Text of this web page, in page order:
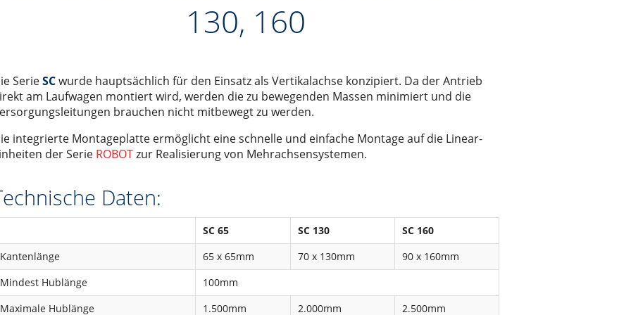
Serie EY
LIGHT 30, 50, 80
110
100, 130, 160, 220
65 (100), 130, 160
Serie VR 140
Leitungen
sowie für optische Fiberglaskabel
für 4 Leitungen
Transportsysteme
Servomotor)
Die grosse Frage: DC- oder BLDC-Motoren?
Neue internationale Wirkungsgradklassen für Motoren
Karriere
130, 160
SerieSCwurde hauptsächlich für den Einsatz als Vertikalachse konzipiert. Da der Antrieb
am Laufwagen montiert wird, werden die zu bewegenden Massen minimiert und die
brauchen nicht mitbewegt zu werden.
integrierte Montageplatte ermöglicht eine schnelle und einfache Montage auf die Linear-
der Serie ROBOTzur Realisierung von Mehrachsensystemen.
Daten:
SC 65 SC 130
SC 160
Kantenlänge
65 x 65mm 70 x 130mm
90 x 160mm
Mindest Hublänge
100mm
Maximale Hublänge
1.500mm 2.000mm
2.500mm